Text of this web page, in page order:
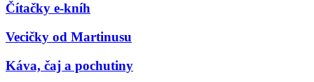
Čítačky e-kníh
Vecičky od Martinusu
Káva, čaj a pochutiny